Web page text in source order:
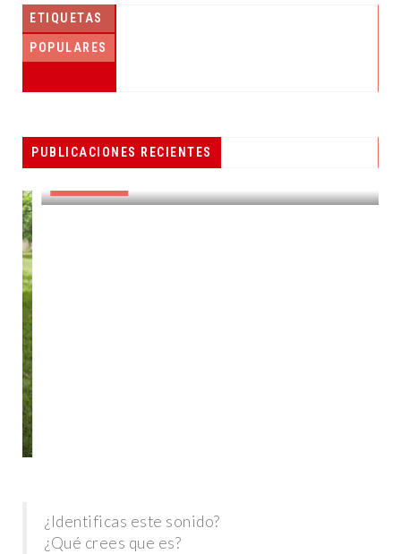
ETIQUETAS
POPULARES
PUBLICACIONES RECIENTES
PESCADORES RECIBEN EQUIPO DE
RADIOCOMUNICACIÓN
¿Identificas este sonido?
¿Qué crees que es?